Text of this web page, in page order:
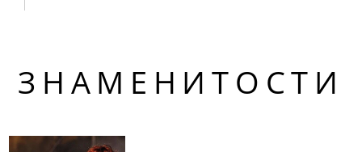
ЗНАМЕНИТОСТИ